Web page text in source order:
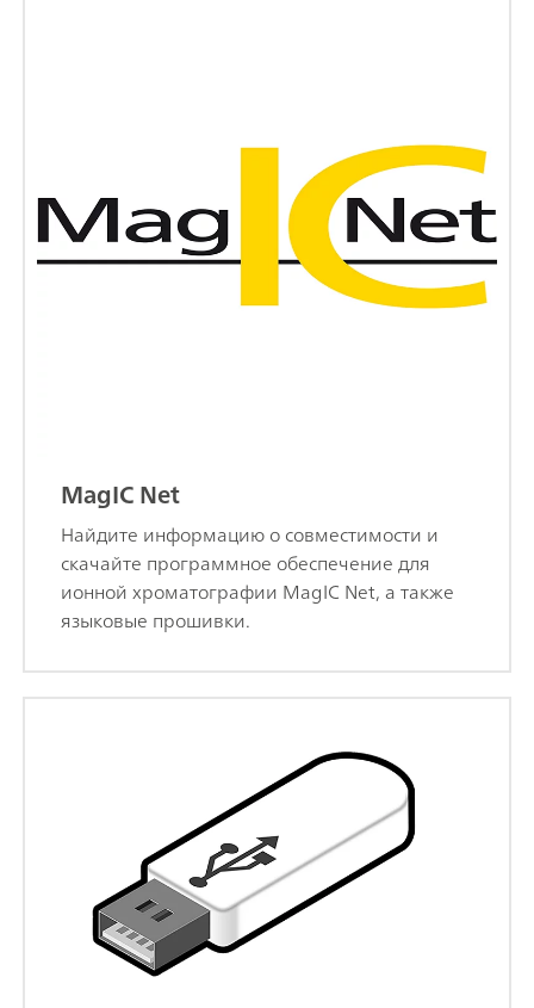
MagIC Net
Найдите информацию о совместимости и
скачайте программное обеспечение для
ионной хроматографии MagIC Net, а также
языковые прошивки.